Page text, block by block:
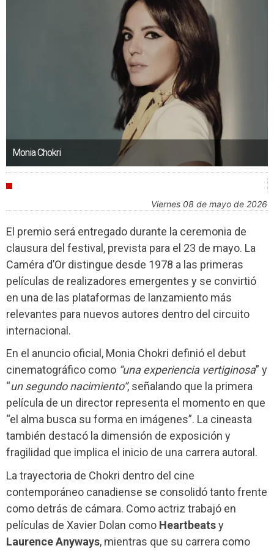
Monia Chokri
viernes 08 de mayo de 2026
El premio será entregado durante la ceremonia de
clausura del festival, prevista para el 23 de mayo. La
Caméra d’Or distingue desde 1978 a las primeras
películas de realizadores emergentes y se convirtió
en una de las plataformas de lanzamiento más
relevantes para nuevos autores dentro del circuito
internacional.
En el anuncio oficial, Monia Chokri definió el debut
cinematográfico como “una experiencia vertiginosa” y
“un segundo nacimiento”, señalando que la primera
película de un director representa el momento en que
“el alma busca su forma en imágenes”. La cineasta
también destacó la dimensión de exposición y
fragilidad que implica el inicio de una carrera autoral.
La trayectoria de Chokri dentro del cine
contemporáneo canadiense se consolidó tanto frente
como detrás de cámara. Como actriz trabajó en
películas de Xavier Dolan como Heartbeatsy
Laurence Anyways, mientras que su carrera como